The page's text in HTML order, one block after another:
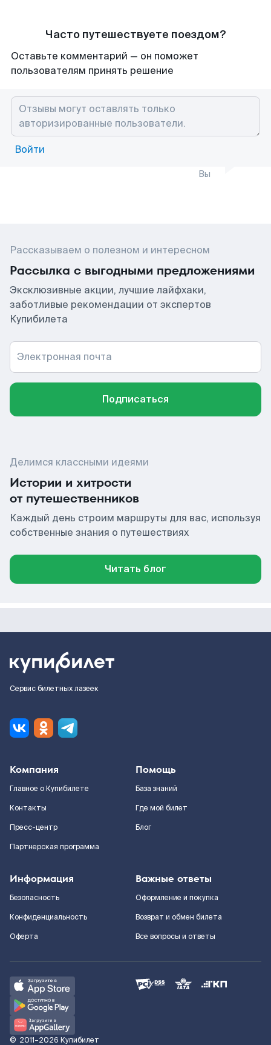
Часто путешествуете поездом?
Оставьте комментарий — он поможет
пользователям принять решение
Войти
Вы
Рассказываем о полезном и интересном
Рассылка с выгодными предложениями
Эксклюзивные акции, лучшие лайфхаки,
заботливые рекомендации от экспертов
Купибилета
Электронная почта
Подписаться
Делимся классными идеями
Истории и хитрости
от путешественников
Каждый день строим маршруты для вас, используя
собственные знания о путешествиях
Читать блог
Сервис билетных лазеек
Компания
Главное о Купибилете
Контакты
Пресс-центр
Партнерская программа
Помощь
База знаний
Где мой билет
Блог
Информация
Безопасность
Конфиденциальность
Оферта
Важные ответы
Оформление и покупка
Возврат и обмен билета
Все вопросы и ответы
© 2011–2026 Купибилет